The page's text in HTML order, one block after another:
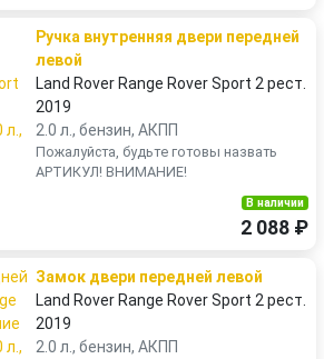
Ручка внутренняя двери передней
левой
Land Rover Range Rover Sport 2 рест.
2019
2.0 л., бензин, АКПП
Пожалуйста, будьте готовы назвать
АРТИКУЛ! ВНИМАНИЕ!
В наличии
2 088 ₽
Замок двери передней левой
Land Rover Range Rover Sport 2 рест.
2019
2.0 л., бензин, АКПП